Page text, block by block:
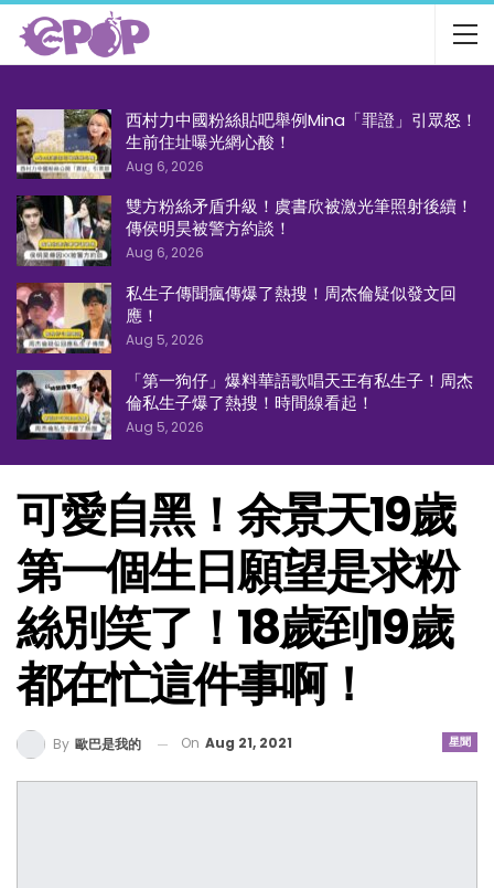
西村力中國粉絲貼吧舉例Mina「罪證」引眾怒！
生前住址曝光網心酸！
Aug 6, 2026
雙方粉絲矛盾升級！虞書欣被激光筆照射後續！
傳侯明昊被警方約談！
Aug 6, 2026
私生子傳聞瘋傳爆了熱搜！周杰倫疑似發文回
應！
Aug 5, 2026
「第一狗仔」爆料華語歌唱天王有私生子！周杰
倫私生子爆了熱搜！時間線看起！
Aug 5, 2026
可愛自黑！余景天19歲
第一個生日願望是求粉
絲別笑了！18歲到19歲
都在忙這件事啊！
星聞
By 歐巴是我的 On Aug 21, 2021